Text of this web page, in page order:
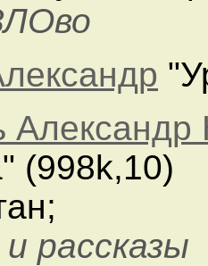
(998k,10)
рассказы